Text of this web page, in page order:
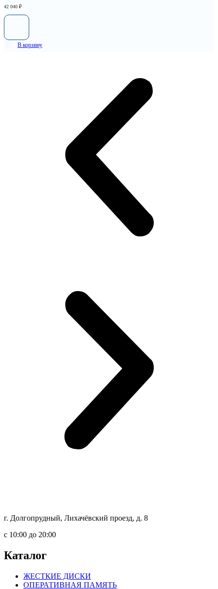
42 040 ₽
В корзину
г. Долгопрудный, Лихачёвский проезд, д. 8
c 10:00 до 20:00
Каталог
ЖЕСТКИЕ ДИСКИ
ОПЕРАТИВНАЯ ПАМЯТЬ